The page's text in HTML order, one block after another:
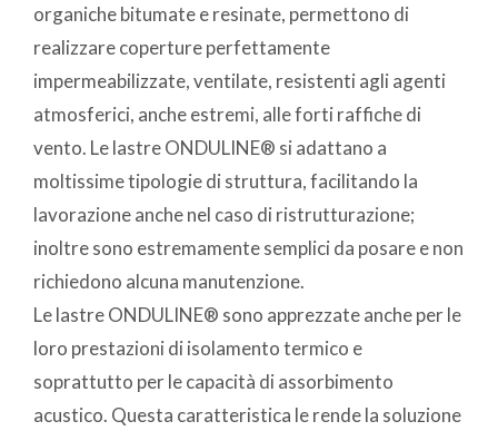
organiche bitumate e resinate, permettono di
realizzare coperture perfettamente
impermeabilizzate, ventilate, resistenti agli agenti
atmosferici, anche estremi, alle forti raffiche di
vento. Le lastre ONDULINE® si adattano a
moltissime tipologie di struttura, facilitando la
lavorazione anche nel caso di ristrutturazione;
inoltre sono estremamente semplici da posare e non
richiedono alcuna manutenzione.
Le lastre ONDULINE® sono apprezzate anche per le
loro prestazioni di isolamento termico e
soprattutto per le capacità di assorbimento
acustico. Questa caratteristica le rende la soluzione